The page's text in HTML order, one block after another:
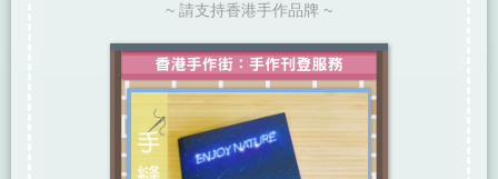
~ 請支持香港手作品牌 ~